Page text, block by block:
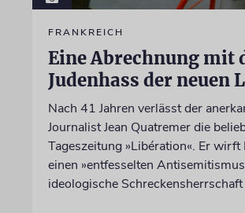
FRANKREICH
Eine Abrechnung mit
Judenhass der neuen
Nach 41 Jahren verlässt der
Journalist Jean Quatremer die
Tageszeitung »Libération«. Er wirft
einen »entfesselten
ideologische